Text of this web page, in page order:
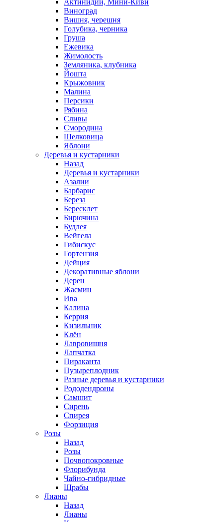
Актинидии, Мини-Киви
Виноград
Вишня, черешня
Голубика, черника
Груша
Ежевика
Жимолость
Земляника, клубника
Йошта
Крыжовник
Малина
Персики
Рябина
Сливы
Смородина
Шелковица
Яблони
Деревья и кустарники
Назад
Деревья и кустарники
Азалии
Барбарис
Береза
Бересклет
Бирючина
Будлея
Вейгела
Гибискус
Гортензия
Дейция
Декоративные яблони
Дерен
Жасмин
Ива
Калина
Керрия
Кизильник
Клён
Лавровишня
Лапчатка
Пираканта
Пузыреплодник
Разные деревья и кустарники
Рододендроны
Самшит
Сирень
Спирея
Форзиция
Розы
Назад
Розы
Почвопокровные
Флорибунда
Чайно-гибридные
Шрабы
Лианы
Назад
Лианы